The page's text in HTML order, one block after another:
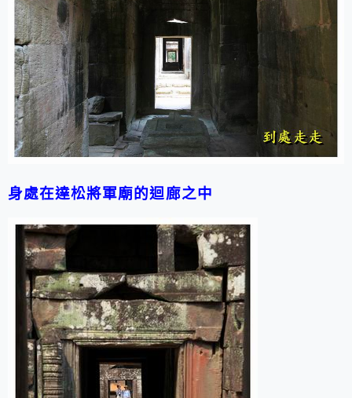
身處在達松將軍廟的迴廊之中